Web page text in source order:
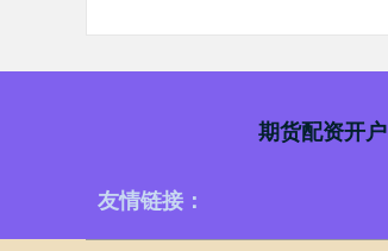
期货配资开户
友情链接：